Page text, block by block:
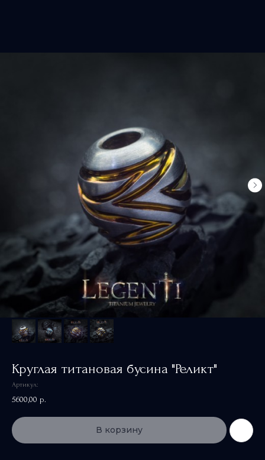
Круглая титановая бусина "Реликт"
Артикул:
5600,00 р.
В корзину